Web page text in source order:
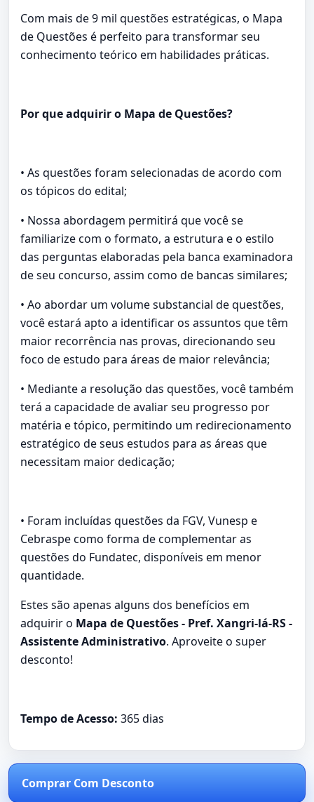
Com mais de 9 mil questões estratégicas, o Mapa
de Questões é perfeito para transformar seu
conhecimento teórico em habilidades práticas.
Por que adquirir o Mapa de Questões?
• As questões foram selecionadas de acordo com
os tópicos do edital;
• Nossa abordagem permitirá que você se
familiarize com o formato, a estrutura e o estilo
das perguntas elaboradas pela banca examinadora
de seu concurso, assim como de bancas similares;
• Ao abordar um volume substancial de questões,
você estará apto a identificar os assuntos que têm
maior recorrência nas provas, direcionando seu
foco de estudo para áreas de maior relevância;
• Mediante a resolução das questões, você também
terá a capacidade de avaliar seu progresso por
matéria e tópico, permitindo um redirecionamento
estratégico de seus estudos para as áreas que
necessitam maior dedicação;
• Foram incluídas questões da FGV, Vunesp e
Cebraspe como forma de complementar as
questões do Fundatec, disponíveis em menor
quantidade.
Estes são apenas alguns dos benefícios em
adquirir o Mapa de Questões - Pref. Xangri-lá-RS -
Assistente Administrativo. Aproveite o super
desconto!
Tempo de Acesso: 365 dias
Comprar Com Desconto